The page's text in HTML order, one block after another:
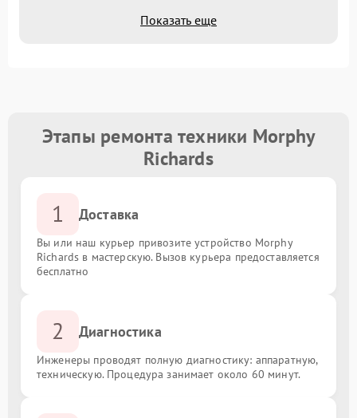
Показать еще
Этапы ремонта техники Morphy
Richards
1 Доставка
Вы или наш курьер привозите устройство Morphy
Richards в мастерскую. Вызов курьера предоставляется
бесплатно
2 Диагностика
Инженеры проводят полную диагностику: аппаратную,
техническую. Процедура занимает около 60 минут.